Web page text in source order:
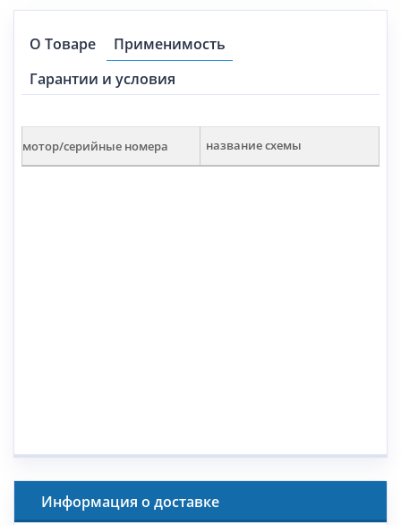
О Товаре
Применимость
Гарантии и условия
мотор/серийные номера название схемы
Информация о доставке